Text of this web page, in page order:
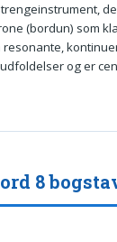
(bordun) som
og er
8